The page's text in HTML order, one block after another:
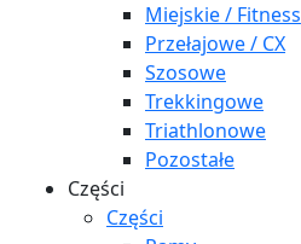
Miejskie / Fitness
Przełajowe / CX
Szosowe
Trekkingowe
Triathlonowe
Pozostałe
Części
Części